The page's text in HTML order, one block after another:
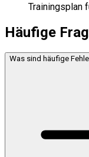
Trainingsplan
Häufige
Was sind häufige